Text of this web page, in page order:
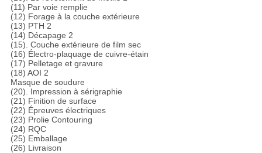
(11) Par voie remplie
(12) Forage à la couche extérieure
(13) PTH 2
(14) Décapage 2
(15). Couche extérieure de film sec
(16) Électro-plaquage de cuivre-étain
(17) Pelletage et gravure
(18) AOI 2
Masque de soudure
(20). Impression à sérigraphie
(21) Finition de surface
(22) Épreuves électriques
(23) Prolie Contouring
(24) RQC
(25) Emballage
(26) Livraison